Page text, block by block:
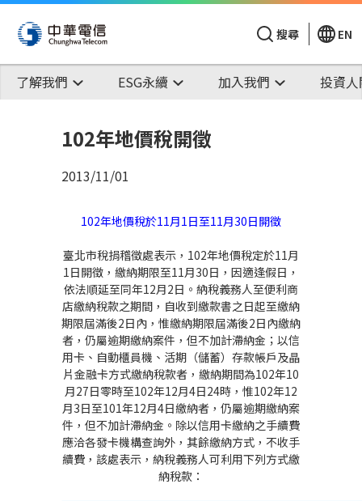
搜尋 EN
了解我們 ESG永續 加入我們 投資
102年地價稅開徵
2013/11/01
102年地價稅於11月1日至11月30日開徵
臺北市稅捐稽徵處表示，102年地價稅定於11月
1日開徵，繳納期限至11月30日，因適逢假日，
依法順延至同年12月2日。納稅義務人至便利商
店繳納稅款之期間，自收到繳款書之日起至繳納
期限屆滿後2日內，惟繳納期限屆滿後2日內繳納
者，仍屬逾期繳納案件，但不加計滯納金；以信
用卡、自動櫃員機、活期（儲蓄）存款帳戶及晶
片金融卡方式繳納稅款者，繳納期間為102年10
月27日零時至102年12月4日24時，惟102年12
月3日至101年12月4日繳納者，仍屬逾期繳納案
件，但不加計滯納金。除以信用卡繳納之手續費
應洽各發卡機構查詢外，其餘繳納方式，不收手
續費，該處表示，納稅義務人可利用下列方式繳
納稅款：